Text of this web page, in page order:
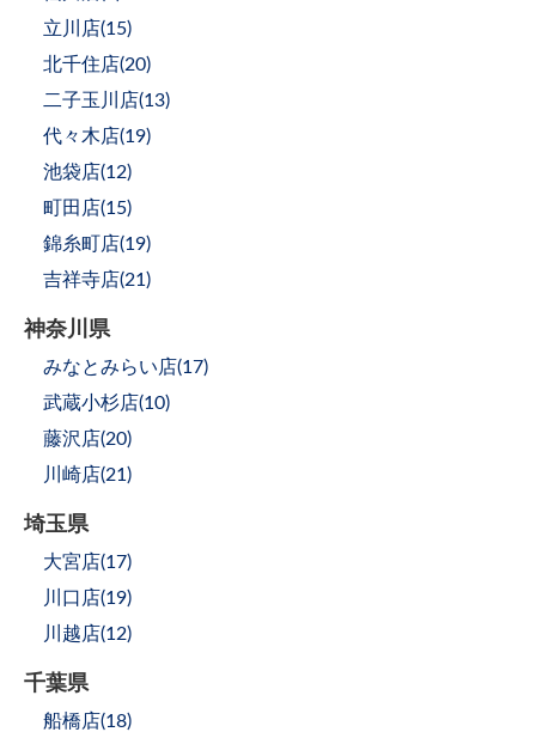
立川店(15)
北千住店(20)
二子玉川店(13)
代々木店(19)
池袋店(12)
町田店(15)
錦糸町店(19)
吉祥寺店(21)
神奈川県
みなとみらい店(17)
武蔵小杉店(10)
藤沢店(20)
川崎店(21)
埼玉県
大宮店(17)
川口店(19)
川越店(12)
千葉県
船橋店(18)